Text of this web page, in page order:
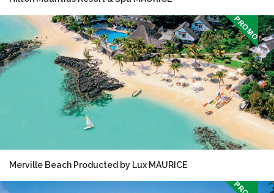
Merville Beach Producted by Lux MAURICE